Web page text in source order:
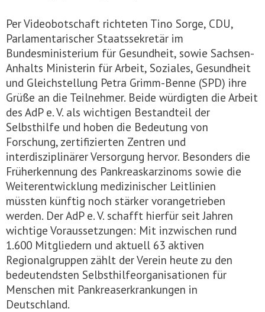
Per Videobotschaft richteten Tino Sorge, CDU,
Parlamentarischer Staatssekretär im
Bundesministerium für Gesundheit, sowie Sachsen-
Anhalts Ministerin für Arbeit, Soziales, Gesundheit
und Gleichstellung Petra Grimm-Benne (SPD) ihre
Grüße an die Teilnehmer. Beide würdigten die Arbeit
des AdP e. V. als wichtigen Bestandteil der
Selbsthilfe und hoben die Bedeutung von
Forschung, zertifizierten Zentren und
interdisziplinärer Versorgung hervor. Besonders die
Früherkennung des Pankreaskarzinoms sowie die
Weiterentwicklung medizinischer Leitlinien
müssten künftig noch stärker vorangetrieben
werden. Der AdP e. V. schafft hierfür seit Jahren
wichtige Voraussetzungen: Mit inzwischen rund
1.600 Mitgliedern und aktuell 63 aktiven
Regionalgruppen zählt der Verein heute zu den
bedeutendsten Selbsthilfeorganisationen für
Menschen mit Pankreaserkrankungen in
Deutschland.